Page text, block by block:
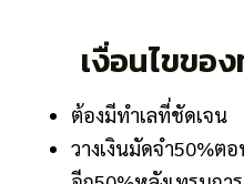
เงื่อนไขขอ
ต้องมีทำเลที่ชัดเจน
วางเงินมัดจำ50%